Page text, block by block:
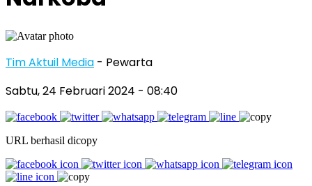
Tim Aktuil Media - Pewarta
Sabtu, 24 Februari 2024 - 08:40
URL berhasil dicopy